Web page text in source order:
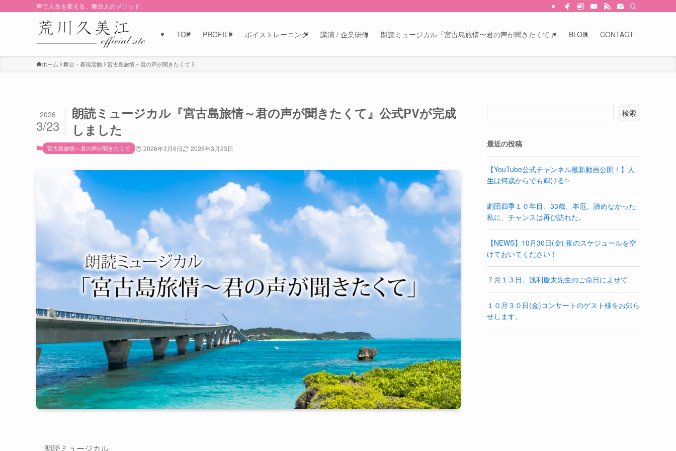
声で人生を変える、舞台人のメソッド
TOP PROFILE ボイストレーニング 講演 / 企業研修 朗読ミュージカル「宮古島旅情〜君の声が聞きたくて」 BLOG CONTACT
ホーム 舞台・表現活動 宮古島旅情～君の声が聞きたくて
朗読ミュージカル『宮古島旅情～君の声が聞きたくて』公式PVが完成
しました
2026
3/23
宮古島旅情～君の声が聞きたくて 2026年3月6日 2026年3月23日
朗読ミュージカル
検索
最近の投稿
【YouTube公式チャンネル最新動画公開！】人
生は何歳からでも輝ける✨
劇団四季１０年目、33歳、本厄。諦めなかった
私に、チャンスは再び訪れた。
【NEWS】10月30日(金) 夜のスケジュールを空
けておいてください！
７月１３日、浅利慶太先生のご命日によせて
１０月３０日(金)コンサートのゲスト様をお知ら
せします。